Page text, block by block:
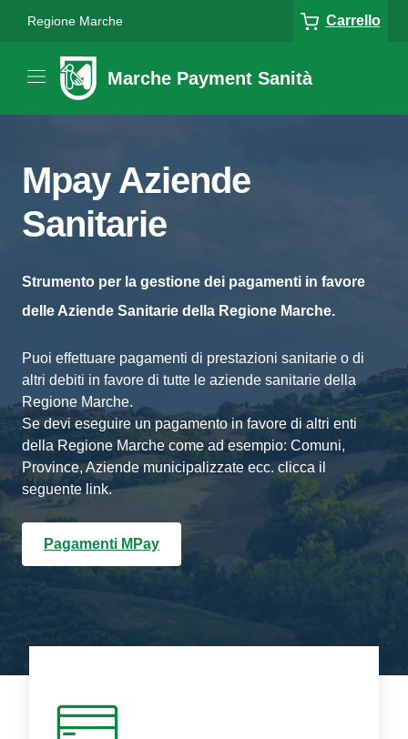
Regione Marche Carrello
Marche Payment Sanità
Mpay Aziende
Sanitarie
Strumento per la gestione dei pagamenti in favore
delle Aziende Sanitarie della Regione Marche.
Puoi effettuare pagamenti di prestazioni sanitarie o di
altri debiti in favore di tutte le aziende sanitarie della
Regione Marche.
Se devi eseguire un pagamento in favore di altri enti
della Regione Marche come ad esempio: Comuni,
Province, Aziende municipalizzate ecc. clicca il
seguente link.
Pagamenti MPay